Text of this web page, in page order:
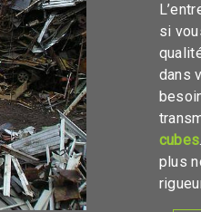
si
dans
cubes
plus